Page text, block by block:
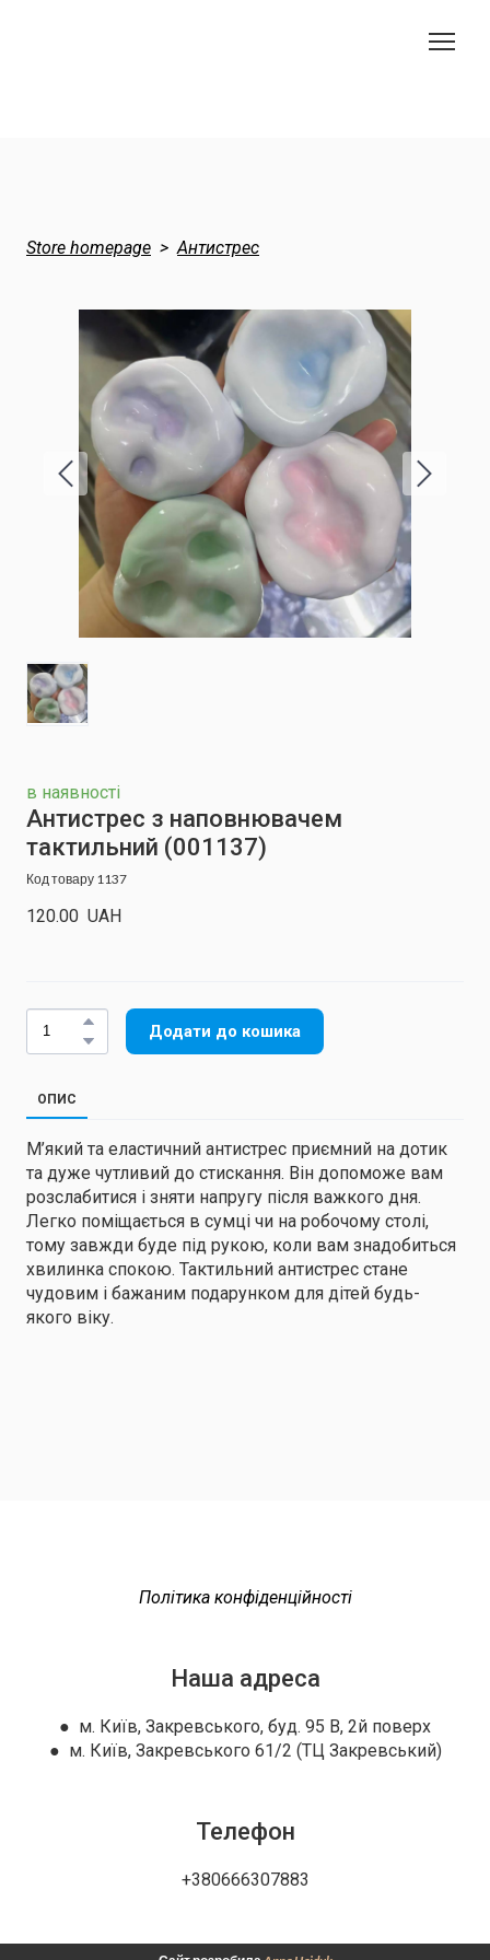
Store homepage Антистрес
в наявності
Антистрес з наповнювачем
тактильний (001137)
Код товару 1137
120.00  UAH
Додати до кошика
ОПИС
М’який та еластичний антистрес приємний на дотик
та дуже чутливий до стискання. Він допоможе вам
розслабитися і зняти напругу після важкого дня.
Легко поміщається в сумці чи на робочому столі,
тому завжди буде під рукою, коли вам знадобиться
хвилинка спокою. Тактильний антистрес стане
чудовим і бажаним подарунком для дітей будь-
якого віку.
Політика конфіденційності
Наша адреса
● м. Київ, Закревського, буд. 95 В, 2й поверх
● м. Київ, Закревського 61/2 (ТЦ Закревський)
Телефон
+380666307883